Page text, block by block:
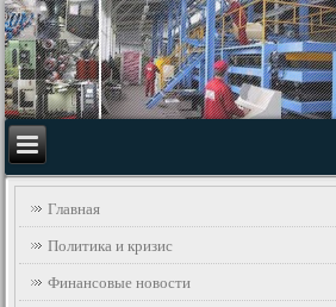
Главная
Политика и кризис
Финансовые новости